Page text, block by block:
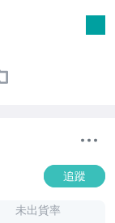
追蹤
未出貨率